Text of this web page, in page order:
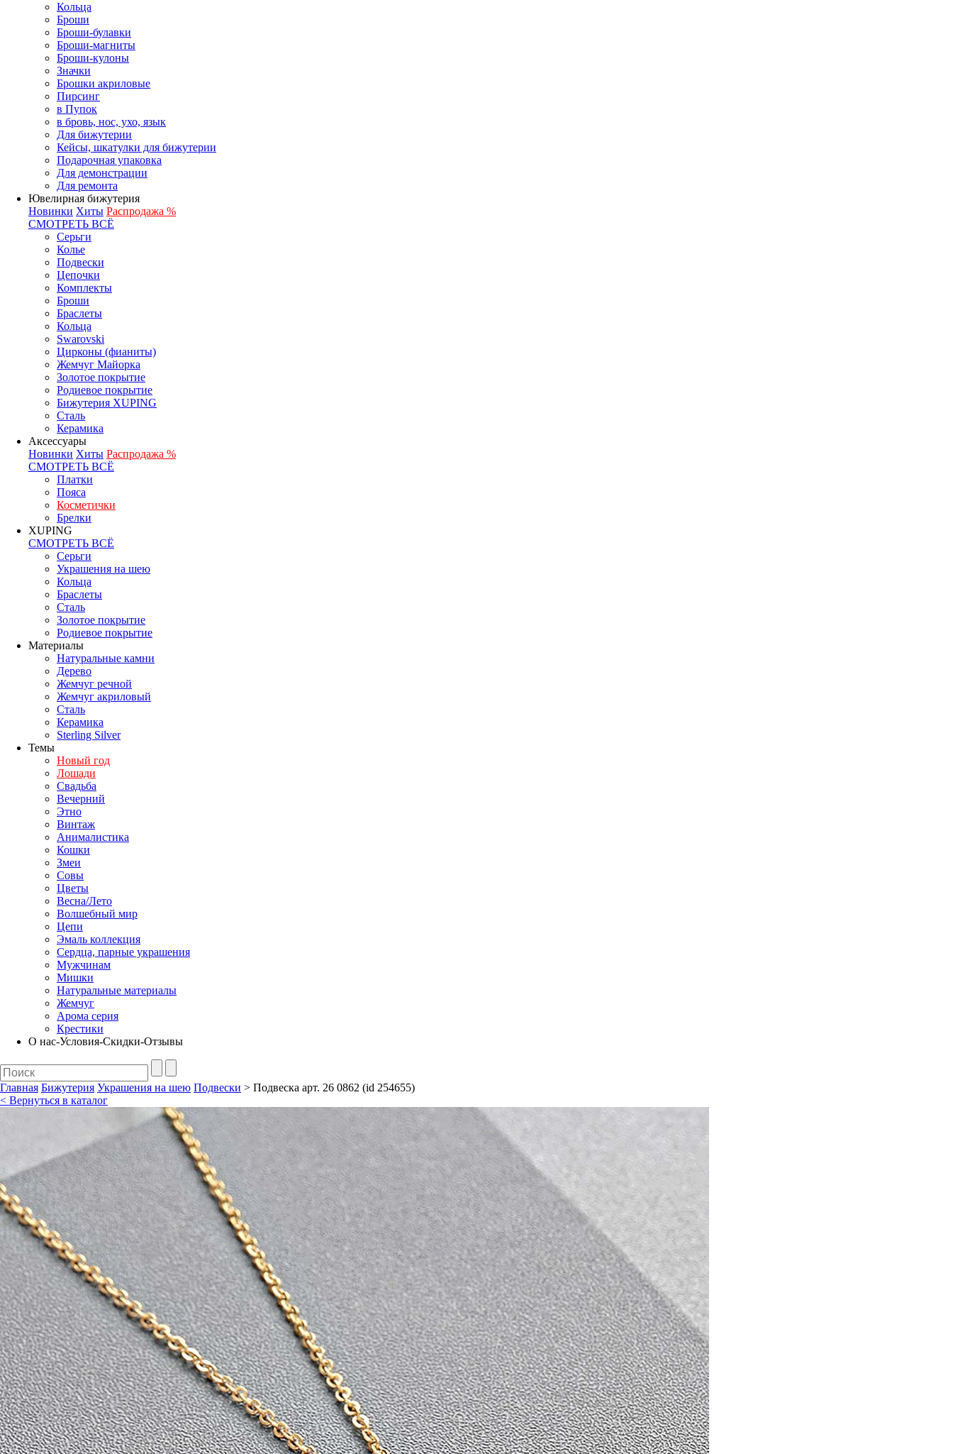
Кольца
Броши
Броши-булавки
Броши-магниты
Броши-кулоны
Значки
Брошки акриловые
Пирсинг
в Пупок
в бровь, нос, ухо, язык
Для бижутерии
Кейсы, шкатулки для бижутерии
Подарочная упаковка
Для демонстрации
Для ремонта
Ювелирная бижутерия
Новинки Хиты Распродажа %
СМОТРЕТЬ ВСЁ
Серьги
Колье
Подвески
Цепочки
Комплекты
Броши
Браслеты
Кольца
Swarovski
Цирконы (фианиты)
Жемчуг Майорка
Золотое покрытие
Родиевое покрытие
Бижутерия XUPING
Сталь
Керамика
Аксессуары
Новинки Хиты Распродажа %
СМОТРЕТЬ ВСЁ
Платки
Пояса
Косметички
Брелки
XUPING
СМОТРЕТЬ ВСЁ
Серьги
Украшения на шею
Кольца
Браслеты
Сталь
Золотое покрытие
Родиевое покрытие
Материалы
Натуральные камни
Дерево
Жемчуг речной
Жемчуг акриловый
Сталь
Керамика
Sterling Silver
Темы
Новый год
Лошади
Свадьба
Вечерний
Этно
Винтаж
Анималистика
Кошки
Змеи
Совы
Цветы
Весна/Лето
Волшебный мир
Цепи
Эмаль коллекция
Сердца, парные украшения
Мужчинам
Мишки
Натуральные материалы
Жемчуг
Арома серия
Крестики
О нас-Условия-Скидки-Отзывы
Главная Бижутерия Украшения на шею Подвески > Подвеска арт. 26 0862 (id 254655)
< Вернуться в каталог